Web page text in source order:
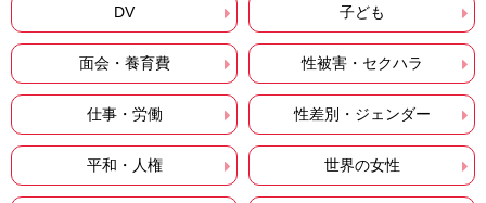
DV 子ども
面会・養育費 性被害・セクハラ
仕事・労働 性差別・ジェンダー
平和・人権 世界の女性